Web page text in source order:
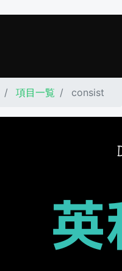
項目一覧 consist